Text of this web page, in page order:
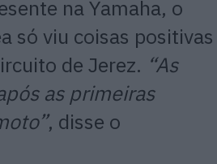
na Yamaha, o
só viu coisas positivas
de Jerez. “As
as primeiras
, disse o